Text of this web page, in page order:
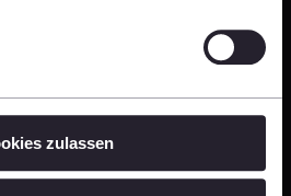
zulassen
unseren
gängigen
– jetzt abonnieren und keine